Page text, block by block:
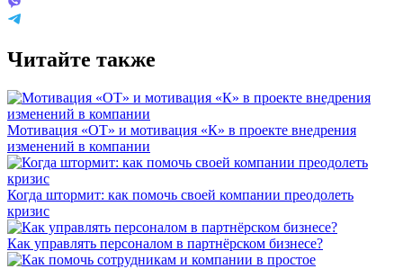
Читайте также
Мотивация «ОТ» и мотивация «К» в проекте внедрения
изменений в компании
Когда штормит: как помочь своей компании преодолеть
кризис
Как управлять персоналом в партнёрском бизнесе?